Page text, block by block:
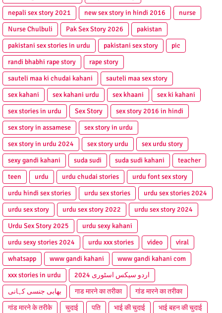
nepali sex story 2021
new sex story in hindi 2016
nurse
Nurse Chulbuli
Pak Sex Story 2026
pakistan
pakistani sex stories in urdu
pakistani sex story
pic
randi bhabhi rape story
rape story
sauteli maa ki chudai kahani
sauteli maa sex story
sex kahani
sex kahani urdu sex khaani
sex ki kahani
sex stories in urdu
Sex Story
sex story 2016 in hindi
sex story in assamese
sex story in urdu
sex story in urdu 2024
sex story urdu
sex urdu story
sexy gandi kahani
suda sudi suda sudi kahani
teacher
teen
urdu urdu chudai stories
urdu font sex story
urdu hindi sex stories
urdu sex stories
urdu sex stories 2024
urdu sex story
urdu sex story 2022
urdu sex story 2024
Urdu Sex Story 2025
urdu sexy kahani
urdu sexy stories 2024
urdu xxx stories video
viral
whatsapp
www gandi kahani
www gandi kahani com
xxx stories in urdu
اردو سیکس اسٹوری 2024
بھابی جنسی کہانی
गाड मारने का तरीका
गांड मारने का तरीका
गांड मारने के तरीके
चुदाई पति भाई की चुदाई
भाई बहन की चुदाई